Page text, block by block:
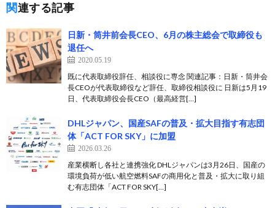
関連する記事
日新・筒井前会長CEO、6月の株主総会で取締役も
退任へ
2020.05.19
既に代表取締役辞任、相談役に専念 関連記事：日新・筒井会
長CEOが代表取締役など辞任、取締役相談役に 日新は5月19
日、代表取締役会長CEO（最高経営[…]
DHLジャパン、国産SAFの普及・拡大目指す有志団
体「ACT FOR SKY」に加盟
2026.03.26
産業横断し各社と連携強化 DHLジャパンは3月26日、国産の
環境負荷が低い航空燃料SAFの商用化と普及・拡大に取り組
む有志団体「ACT FOR SKY[…]